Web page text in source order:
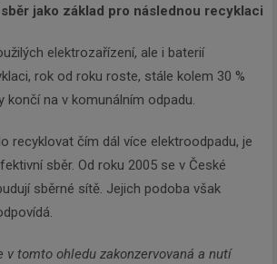
jako základ pro následnou recyklaci
elektrozařízení, ale i baterií
rok od roku roste, stále kolem 30 %
končí na v komunálním odpadu.
recyklovat čím dál více elektroodpadu, je
sběr. Od roku 2005 se v České
sběrné sítě. Jejich podoba však
v tomto ohledu zakonzervovaná a nutí